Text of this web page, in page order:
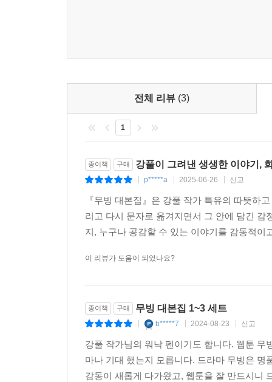
전체 리뷰 (3)
1
종이책 구매 강풀이 그려낸 생생한 이야기,
p*****a 2025-06-26 신고
『무빙 대본집』은 강풀 작가 특유의 따뜻하
리고 다시 문자로 옮겨지면서 그 안에 담긴
지, 누구나 공감할 수 있는 이야기를 감동적
이 리뷰가 도움이 되었나요?
종이책 구매 무빙 대본집 1~3 세트
b*****7 2024-08-23 신고
강풀 작가님의 워낙 펜이기도 합니다. 웹툰
마나 기대 했는지 모릅니다. 드라마 무빙은
감동이 새롭게 다가왔고, 웹툰을 잘 만드시니